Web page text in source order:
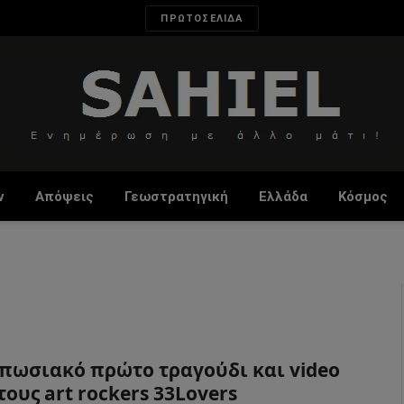
ΠΡΩΤΟΣΕΛΙΔΑ
Απόψεις Γεωστρατηγική Ελλάδα Κόσμος
πρώτο τραγούδι και video
art rockers 33Lovers